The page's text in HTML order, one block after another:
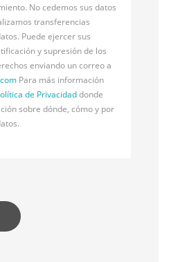
No cedemos sus datos
transferencias
Puede ejercer sus
y supresión de los
enviando un correo a
Para más información
de Privacidaddonde
sobre dónde, cómo y por